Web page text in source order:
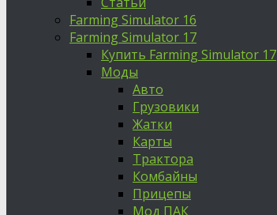
Farming Simulator 16
Farming Simulator 17
Купить Farming Simulator 17
Моды
Авто
Грузовики
Жатки
Карты
Трактора
Комбайны
Прицепы
Мод ПАК